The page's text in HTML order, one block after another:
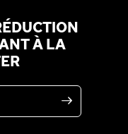
À LA